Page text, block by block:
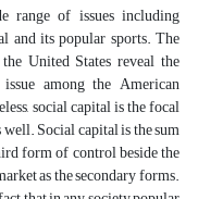
range of issues including
and its popular sports. The
United States reveal the
among the American
social capital is the focal
Social capital is the sum
form of control beside the
as the secondary forms.